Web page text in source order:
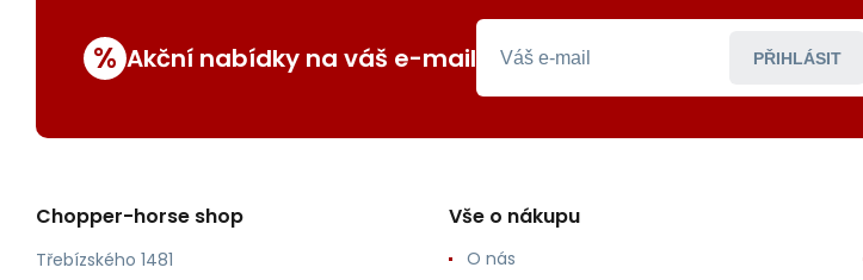
% Akční nabídky na váš e-mail PŘIHLÁSIT
Chopper-horse shop
Třebízského 1481
Vše o nákupu
O nás